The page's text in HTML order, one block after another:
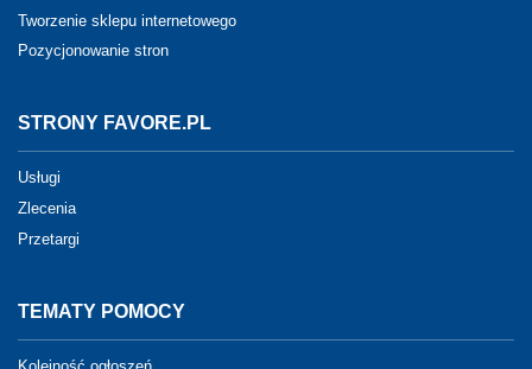
Tworzenie sklepu internetowego
Pozycjonowanie stron
STRONY FAVORE.PL
Usługi
Zlecenia
Przetargi
TEMATY POMOCY